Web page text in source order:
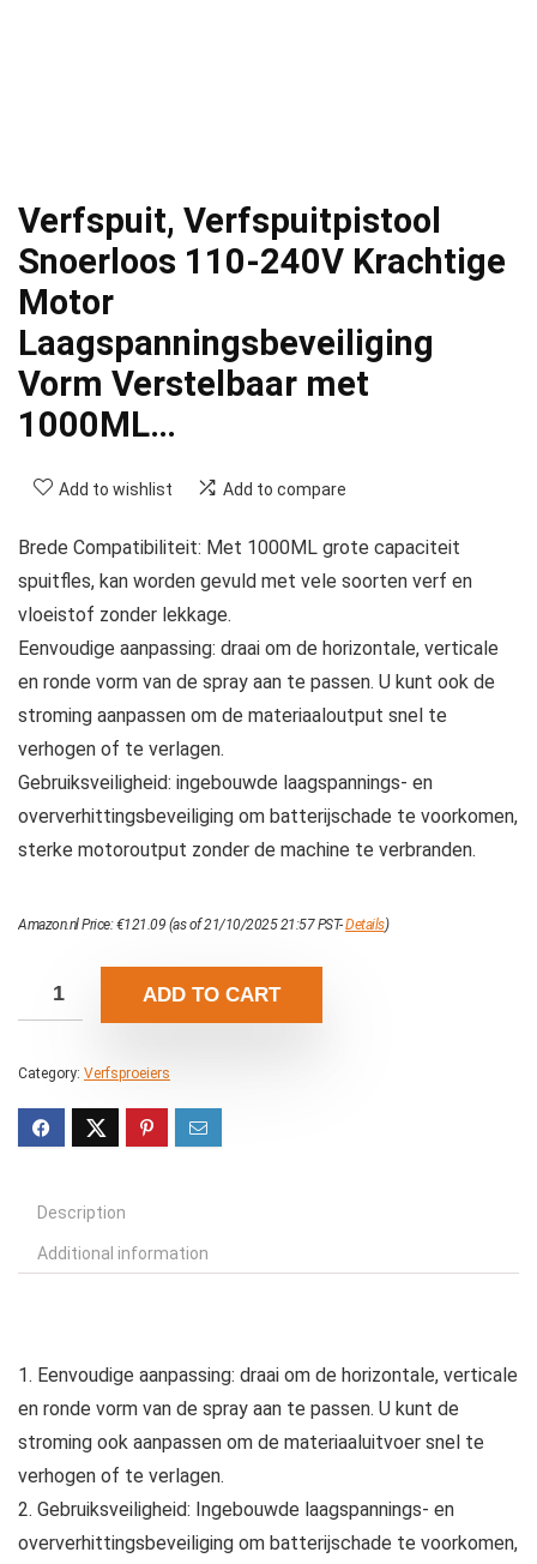
Verfspuit, Verfspuitpistool
Snoerloos 110-240V Krachtige
Motor
Laagspanningsbeveiliging
Vorm Verstelbaar met
1000ML…
Add to wishlist Add to compare
Brede Compatibiliteit: Met 1000ML grote capaciteit
spuitfles, kan worden gevuld met vele soorten verf en
vloeistof zonder lekkage.
Eenvoudige aanpassing: draai om de horizontale, verticale
en ronde vorm van de spray aan te passen. U kunt ook de
stroming aanpassen om de materiaaloutput snel te
verhogen of te verlagen.
Gebruiksveiligheid: ingebouwde laagspannings- en
oververhittingsbeveiliging om batterijschade te voorkomen,
sterke motoroutput zonder de machine te verbranden.
Amazon.nl Price:€121.09 (as of 21/10/2025 21:57 PST-Details)
ADD TO CART
Category: Verfsproeiers
Description
Additional information
1. Eenvoudige aanpassing: draai om de horizontale, verticale
en ronde vorm van de spray aan te passen. U kunt de
stroming ook aanpassen om de materiaaluitvoer snel te
verhogen of te verlagen.
2. Gebruiksveiligheid: Ingebouwde laagspannings- en
oververhittingsbeveiliging om batterijschade te voorkomen,